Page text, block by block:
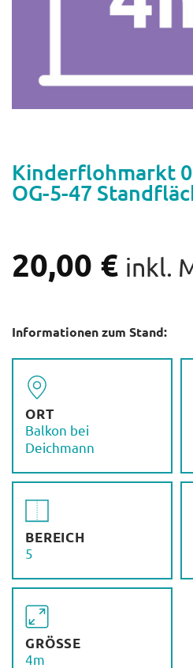
Kinderflohmarkt
OG-5-47
20,00 € inkl.
Informationen zum Stand:
ORT
Balkon bei
Deichmann
BEREICH
5
GRÖSSE
4m